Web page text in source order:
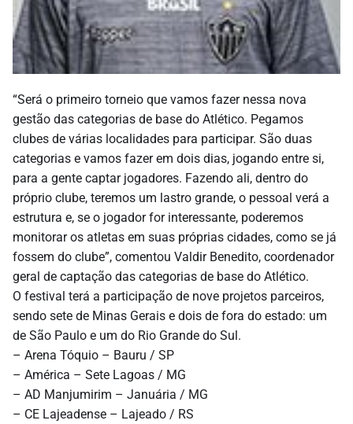
“Será o primeiro torneio que vamos fazer nessa nova
gestão das categorias de base do Atlético. Pegamos
clubes de várias localidades para participar. São duas
categorias e vamos fazer em dois dias, jogando entre si,
para a gente captar jogadores. Fazendo ali, dentro do
próprio clube, teremos um lastro grande, o pessoal verá a
estrutura e, se o jogador for interessante, poderemos
monitorar os atletas em suas próprias cidades, como se já
fossem do clube”, comentou Valdir Benedito, coordenador
geral de captação das categorias de base do Atlético.
O festival terá a participação de nove projetos parceiros,
sendo sete de Minas Gerais e dois de fora do estado: um
de São Paulo e um do Rio Grande do Sul.
– Arena Tóquio – Bauru / SP
– América – Sete Lagoas / MG
– AD Manjumirim – Januária / MG
– CE Lajeadense – Lajeado / RS